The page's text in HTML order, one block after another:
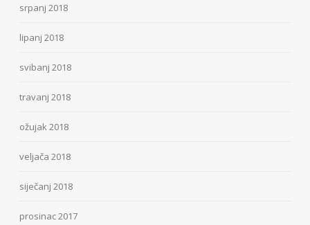
srpanj 2018
lipanj 2018
svibanj 2018
travanj 2018
ožujak 2018
veljača 2018
siječanj 2018
prosinac 2017